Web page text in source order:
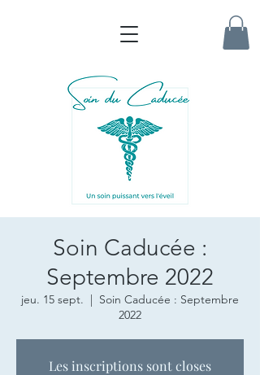
Soin Caducée :
Septembre 2022
jeu. 15 sept.
  |
Soin Caducée : Septembre
2022
Les inscriptions sont closes